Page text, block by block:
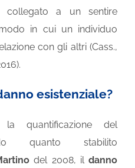
collegato a un sentire
in cui un individuo
con gli altri (Cass.,
esistenziale?
quantificazione del
quanto stabilito
del 2008, il danno